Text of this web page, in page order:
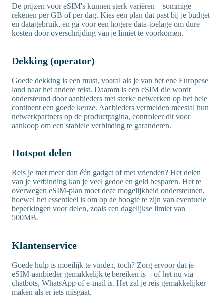
De prijzen voor eSIM's kunnen sterk variëren – sommige
rekenen per GB of per dag. Kies een plan dat past bij je budget
en datagebruik, en ga voor een hogere data-toelage om dure
kosten door overschrijding van je limiet te voorkomen.
Dekking (operator)
Goede dekking is een must, vooral als je van het ene Europese
land naar het andere reist. Daarom is een eSIM die wordt
ondersteund door aanbieders met sterke netwerken op het hele
continent een goede keuze. Aanbieders vermelden meestal hun
netwerkpartners op de productpagina, controleer dit voor
aankoop om een stabiele verbinding te garanderen.
Hotspot delen
Reis je met meer dan één gadget of met vrienden? Het delen
van je verbinding kan je veel gedoe en geld besparen. Het te
overwegen eSIM-plan moet deze mogelijkheid ondersteunen,
hoewel het essentieel is om op de hoogte te zijn van eventuele
beperkingen voor delen, zoals een dagelijkse limiet van
500MB.
Klantenservice
Goede hulp is moeilijk te vinden, toch? Zorg ervoor dat je
eSIM-aanbieder gemakkelijk te bereiken is – of het nu via
chatbots, WhatsApp of e-mail is. Het zal je reis gemakkelijker
maken als er iets misgaat.